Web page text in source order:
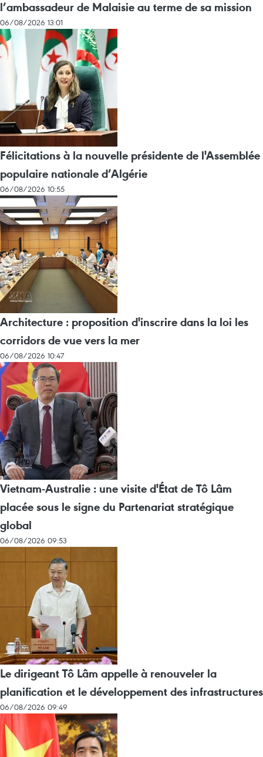
l’ambassadeur de Malaisie au terme de sa mission
06/08/2026 13:01
Félicitations à la nouvelle présidente de l'Assemblée
populaire nationale d’Algérie
06/08/2026 10:55
Architecture : proposition d'inscrire dans la loi les
corridors de vue vers la mer
06/08/2026 10:47
Vietnam-Australie : une visite d'État de Tô Lâm
placée sous le signe du Partenariat stratégique
global
06/08/2026 09:53
Le dirigeant Tô Lâm appelle à renouveler la
planification et le développement des infrastructures
06/08/2026 09:49